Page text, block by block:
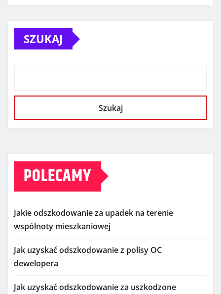
SZUKAJ
Szukaj
POLECAMY
Jakie odszkodowanie za upadek na terenie
wspólnoty mieszkaniowej
Jak uzyskać odszkodowanie z polisy OC
dewelopera
Jak uzyskać odszkodowanie za uszkodzone